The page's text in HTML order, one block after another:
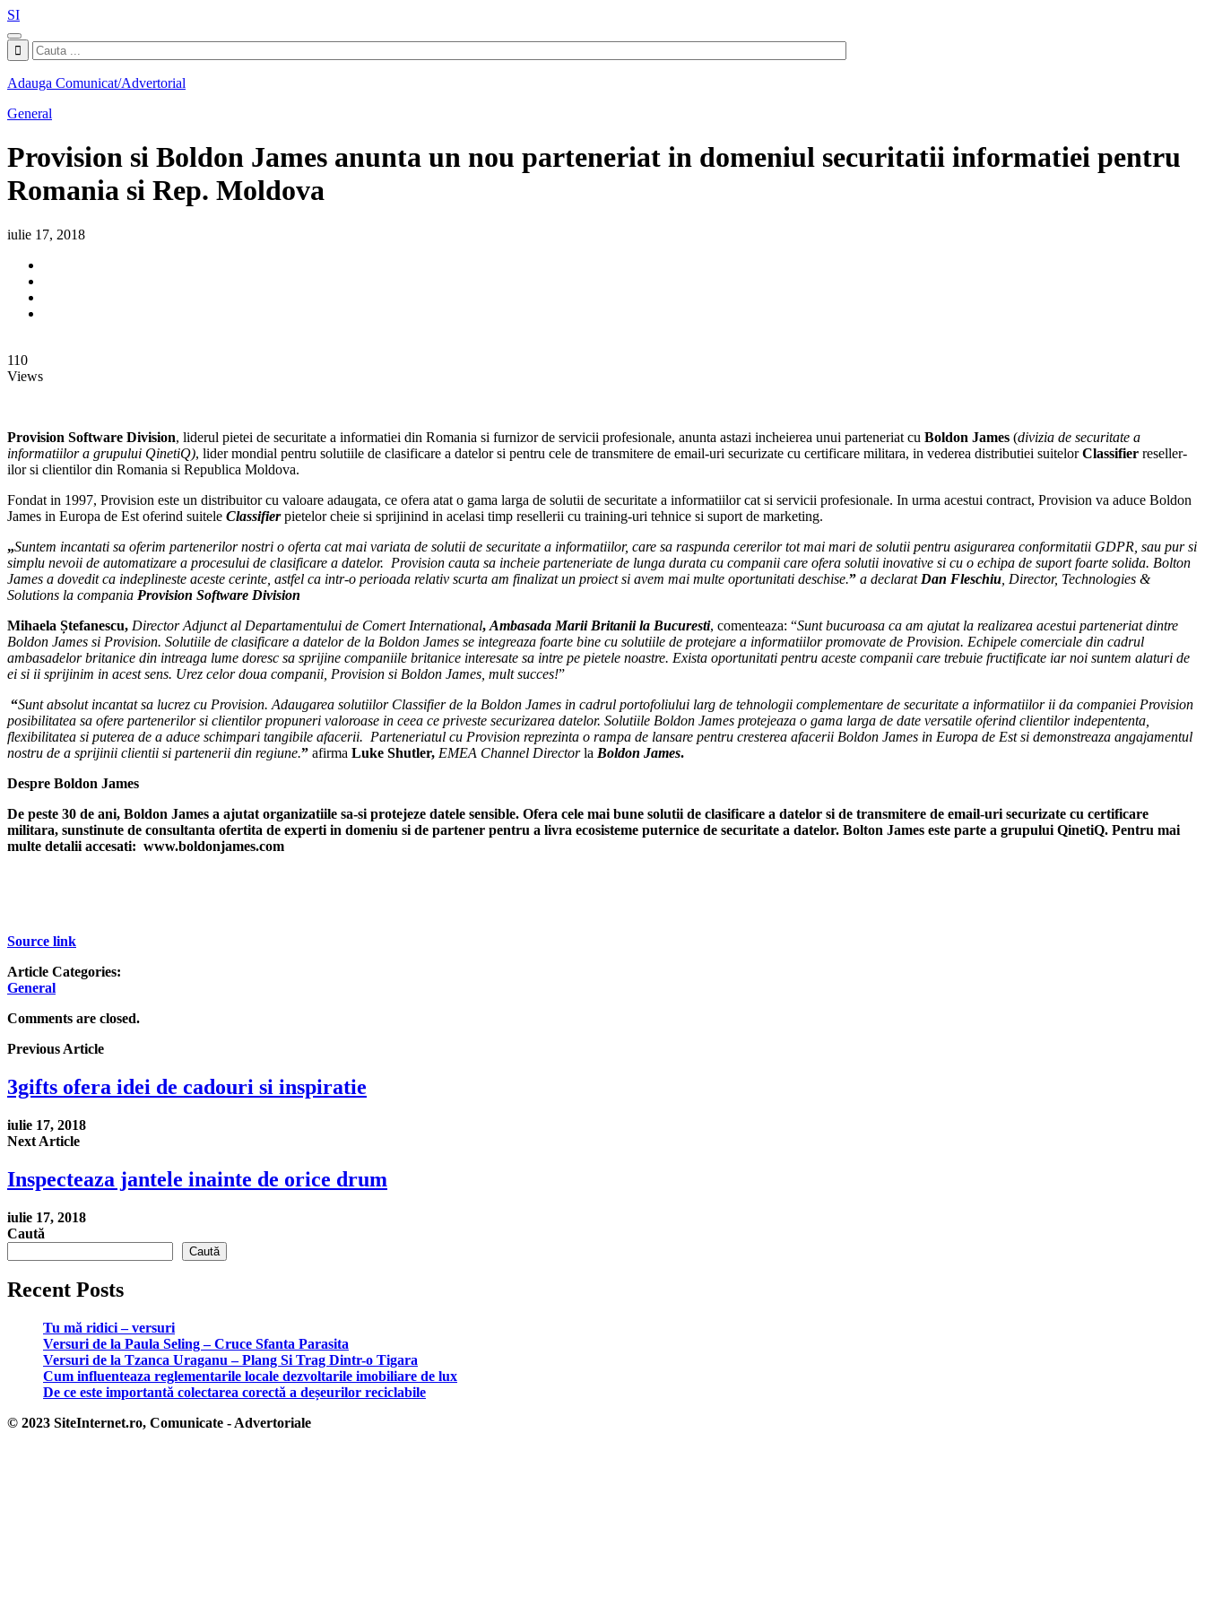
SI
Adauga Comunicat/Advertorial
General
Provision si Boldon James anunta un nou parteneriat in domeniul securitatii informatiei pentru
Romania si Rep. Moldova
iulie 17, 2018
110
Views
Provision Software Division, liderul pietei de securitate a informatiei din Romania si furnizor de servicii profesionale, anunta astazi incheierea unui parteneriat cu Boldon James (divizia de securitate a
informatiilor a grupului QinetiQ), lider mondial pentru solutiile de clasificare a datelor si pentru cele de transmitere de email-uri securizate cu certificare militara, in vederea distributiei suitelorClassifier reseller-
ilor si clientilor din Romania si Republica Moldova.
Fondat in 1997, Provision este un distribuitor cu valoare adaugata, ce ofera atat o gama larga de solutii de securitate a informatiilor cat si servicii profesionale. In urma acestui contract, Provision va aduce Boldon
James in Europa de Est oferind suitele Classifierpietelor cheie si sprijinind in acelasi timp resellerii cu training-uri tehnice si suport de marketing.
„Suntem incantati sa oferim partenerilor nostri o oferta cat mai variata de solutii de securitate a informatiilor, care sa raspunda cererilor tot mai mari de solutii pentru asigurarea conformitatii GDPR, sau pur si
simplu nevoii de automatizare a procesului de clasificare a datelor. Provision cauta sa incheie parteneriate de lunga durata cu companii care ofera solutii inovative si cu o echipa de suport foarte solida. Bolton
James a dovedit ca indeplineste aceste cerinte, astfel ca intr-o perioada relativ scurta am finalizat un proiect si avem mai multe oportunitati deschise.” a declarat Dan Fleschiu , Director, Technologies &
Solutions la compania Provision Software Division
Mihaela Ștefanescu, Director Adjunct al Departamentului de Comert International, Ambasada Marii Britanii la Bucuresti, comenteaza: “Sunt bucuroasa ca am ajutat la realizarea acestui parteneriat dintre
Boldon James si Provision. Solutiile de clasificare a datelor de la Boldon James se integreaza foarte bine cu solutiile de protejare a informatiilor promovate de Provision. Echipele comerciale din cadrul
ambasadelor britanice din intreaga lume doresc sa sprijine companiile britanice interesate sa intre pe pietele noastre. Exista oportunitati pentru aceste companii care trebuie fructificate iar noi suntem alaturi de
ei si ii sprijinim in acest sens. Urez celor doua companii, Provision si Boldon James, mult succes!”
“Sunt absolut incantat sa lucrez cu Provision. Adaugarea solutiilor Classifier de la Boldon James in cadrul portofoliului larg de tehnologii complementare de securitate a informatiilor ii da companiei Provision
posibilitatea sa ofere partenerilor si clientilor propuneri valoroase in ceea ce priveste securizarea datelor. Solutiile Boldon James protejeaza o gama larga de date versatile oferind clientilor indepententa,
flexibilitatea si puterea de a aduce schimpari tangibile afacerii. Parteneriatul cu Provision reprezinta o rampa de lansare pentru cresterea afacerii Boldon James in Europa de Est si demonstreaza angajamentul
nostru de a sprijinii clientii si partenerii din regiune.” afirma Luke Shutler, EMEA Channel Director la Boldon James.
Despre Boldon James
De peste 30 de ani, Boldon James a ajutat organizatiile sa-si protejeze datele sensible. Ofera cele mai bune solutii de clasificare a datelor si de transmitere de email-uri securizate cu certificare
militara, sunstinute de consultanta ofertita de experti in domeniu si de partener pentru a livra ecosisteme puternice de securitate a datelor. Bolton James este parte a grupului QinetiQ. Pentru mai
multe detalii accesati: www.boldonjames.com
Source link
Article Categories:
General
Comments are closed.
Previous Article
3gifts ofera idei de cadouri si inspiratie
iulie 17, 2018
Next Article
Inspecteaza jantele inainte de orice drum
iulie 17, 2018
Caută
Caută
Recent Posts
Tu mă ridici – versuri
Versuri de la Paula Seling – Cruce Sfanta Parasita
Versuri de la Tzanca Uraganu – Plang Si Trag Dintr-o Tigara
Cum influenteaza reglementarile locale dezvoltarile imobiliare de lux
De ce este importantă colectarea corectă a deșeurilor reciclabile
© 2023 SiteInternet.ro, Comunicate - Advertoriale